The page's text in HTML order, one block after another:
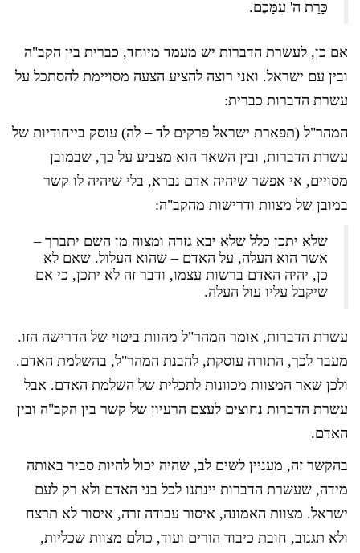
כָּרַת ה' עִמָּכֶם.
אם כן, לעשרת הדברות יש מעמד מיוחד, כברית בין הקב"ה
ובין עם ישראל. ואני רוצה להציע הצעה מסויימת להסתכל על
עשרת הדברות כברית:
המהר"ל (תפארת ישראל פרקים לד – לה) עוסק בייחודיות של
עשרת הדברות, ובין השאר הוא מצביע על כך, שבמובן
מסויים, אי אפשר שיהיה אדם נברא, בלי שיהיה לו קשר
במובן של מצוות ודרישות מהקב"ה:
שלא יתכן כלל שלא יבא גזרה ומצוה מן השם יתברך –
אשר הוא העלה, על האדם – שהוא העלול. שאם לא
כן, יהיה האדם ברשות עצמו, ודבר זה לא יתכן, כי אם
שיקבל עליו עול העלה.
עשרת הדברות, אומר המהר"ל מהוות ביטוי של הדרישה הזו.
מעבר לכך, התורה עוסקת, להבנת המהר"ל, בהשלמת האדם.
ולכן שאר המצוות מכוונות לתכלית של השלמת האדם. אבל
עשרת הדברות נחוצים לעצם הרעיון של קשר בין הקב"ה ובין
האדם.
בהקשר זה, מעניין לשים לב, שהיה יכול להיות סביר באותה
מידה, שעשרת הדברות יינתנו לכל בני האדם ולא רק לעם
ישראל. מצוות האמונה, איסור עבודה זרה, איסור לא תרצח
ולא תגנוב, חובת כיבוד הורים ועוד, כולם מצוות שכליות,